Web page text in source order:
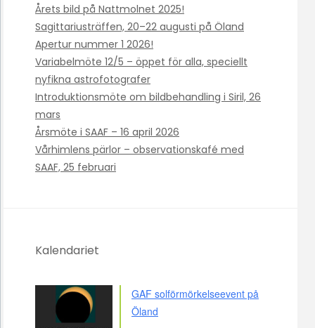
Årets bild på Nattmolnet 2025!
Sagittariusträffen, 20–22 augusti på Öland
Apertur nummer 1 2026!
Variabelmöte 12/5 – öppet för alla, speciellt
nyfikna astrofotografer
Introduktionsmöte om bildbehandling i Siril, 26
mars
Årsmöte i SAAF – 16 april 2026
Vårhimlens pärlor – observationskafé med
SAAF, 25 februari
Kalendariet
GAF solförmörkelseevent på
Öland